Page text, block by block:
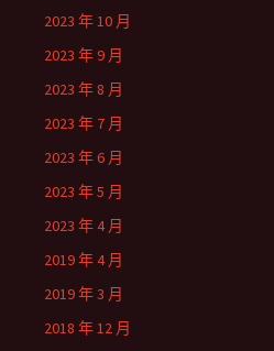
2023 年 10 月
2023 年 9 月
2023 年 8 月
2023 年 7 月
2023 年 6 月
2023 年 5 月
2023 年 4 月
2019 年 4 月
2019 年 3 月
2018 年 12 月